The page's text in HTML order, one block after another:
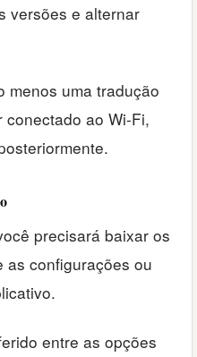
versões e alternar
menos uma tradução
ao Wi-Fi,
precisará baixar os
as configurações ou
entre as opções